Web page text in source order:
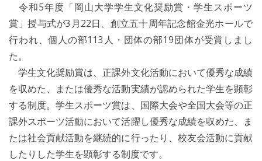
令和5年度「岡山大学学生文化奨励賞・学生スポーツ
賞」授与式が3月22日、創立五十周年記念館金光ホールで
行われ、個人の部113人・団体の部19団体が受賞しまし
た。
学生文化奨励賞は、正課外文化活動において優秀な成績
を収めた、または優秀な活動実績が認められた学生を顕彰
する制度。学生スポーツ賞は、国際大会や全国大会等の正
課外スポーツ活動において活躍し優秀な成績を収めた、ま
たは社会貢献活動を継続的に行ったり、校友会活動に貢献
したりした学生を顕彰する制度です。